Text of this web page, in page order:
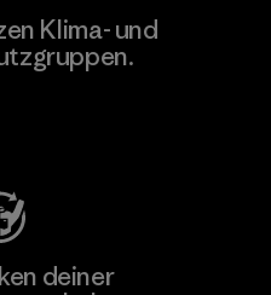
Klima- und
deiner